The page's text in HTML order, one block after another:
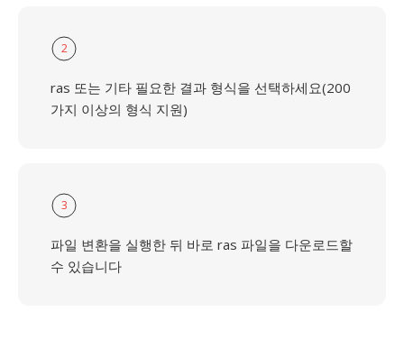
2
ras 또는 기타 필요한 결과 형식을 선택하세요(200
가지 이상의 형식 지원)
3
파일 변환을 실행한 뒤 바로 ras 파일을 다운로드할
수 있습니다